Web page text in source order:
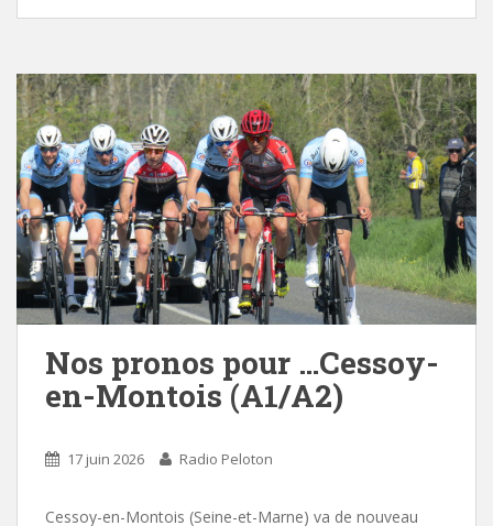
Nos pronos pour …Cessoy-
en-Montois (A1/A2)
17 juin 2026 Radio Peloton
Cessoy-en-Montois (Seine-et-Marne) va de nouveau